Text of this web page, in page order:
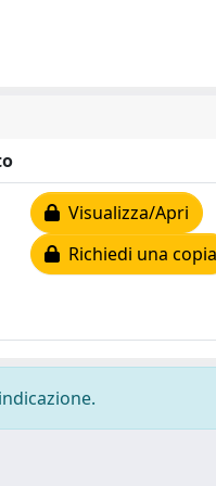
Visualizza/Apri
Richiedi una copia